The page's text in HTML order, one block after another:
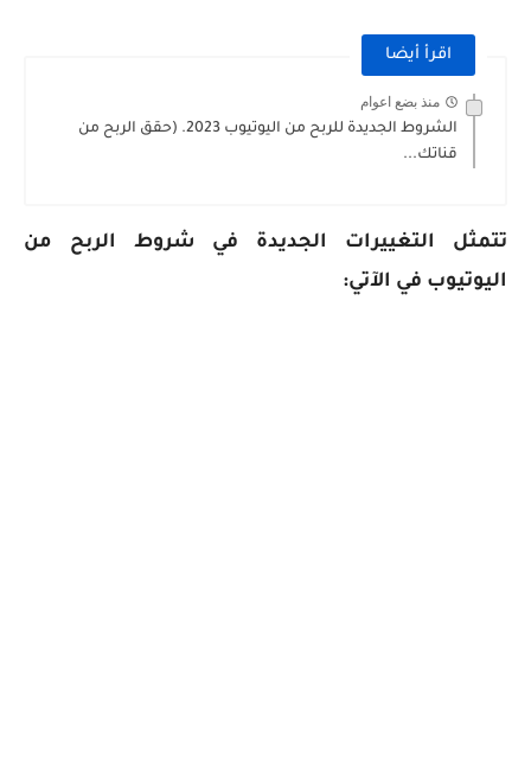
اقرأ أيضا
منذ بضع اعوام
الشروط الجديدة للربح من اليوتيوب 2023. (حقق الربح من
قناتك...
تتمثل التغييرات الجديدة في شروط الربح من
اليوتيوب في الآتي: